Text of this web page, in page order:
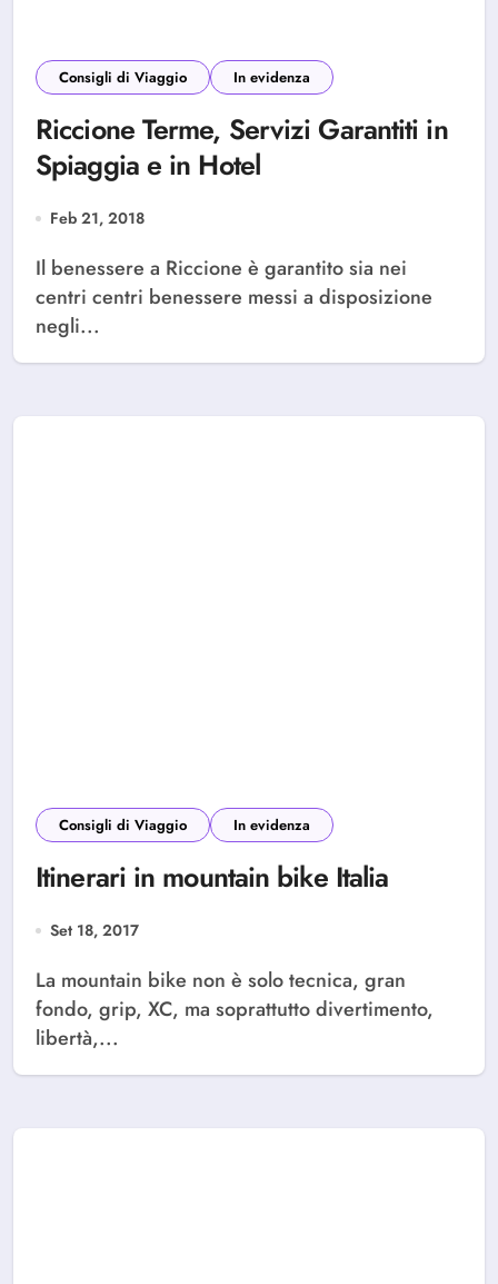
Consigli di Viaggio In evidenza
Riccione Terme, Servizi Garantiti in
Spiaggia e in Hotel
Feb 21, 2018
Il benessere a Riccione è garantito sia nei
centri centri benessere messi a disposizione
negli...
Consigli di Viaggio In evidenza
Itinerari in mountain bike Italia
Set 18, 2017
La mountain bike non è solo tecnica, gran
fondo, grip, XC, ma soprattutto divertimento,
libertà,...